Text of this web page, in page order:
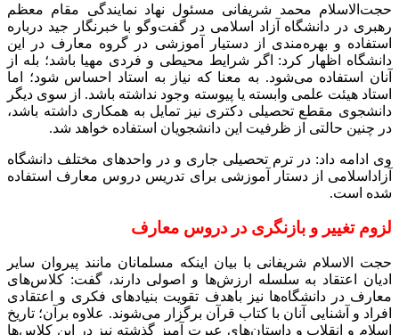
حجت‌الاسلام محمد شریفانی مسئول نهاد نمایندگی مقام معظم
رهبری در دانشگاه آزاد اسلامی در گفت‌وگو با خبرنگار جید درباره
استفاده و بهره‌مندی از دستیار آموزشی در گروه معارف در این
دانشگاه اظهار کرد: اگر شرایط محیطی و فردی مهیا باشد؛ بله از
آنان استفاده می‌شود. به معنا که نیاز به استاد احساس شود؛ اما
استاد هیئت علمی وابسته یا پیوسته وجود نداشته باشد. از سوی دیگر
دانشجوی مقطع تحصیلی دکتری نیز تمایل به همکاری داشته باشد،
در چنین حالتی از ظرفیت این دانشجویان استفاده خواهد شد.
وی ادامه داد: در ترم تحصیلی جاری و در واحدهای مختلف دانشگاه
آزاداسلامی از دستار آموزشی برای تدریس دروس معارف استفاده
شده است.
لزوم تغییر و بازنگری در دروس معارف
حجت الاسلام شریفانی با بیان اینکه مسلمانان مانند پیروان سایر
ادیان اعتقاد به سلسله ارزش‌ها و اصولی دارند، گفت: کلاس‌های
معارف در دانشگاه‌ها نیز باهدف تقویت بنیادهای فکری و اعتقادی
افراد و آشنایی آنان با کتاب قرآن برگزار می‌شوند. علاوه برآن؛ تاریخ
اسلام و انقلاب و داستان‌های عبرت آمیز گذشته نیز در این کلاس‌ها